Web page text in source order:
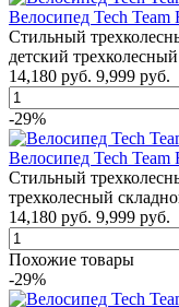
Велосипед Tech Team
Стильный
детский
14,180 руб. 9,999 руб.
-29%
Велосипед Tech
Стильный
трехколесный
14,180 руб. 9,999 руб.
Похожие товары
-29%